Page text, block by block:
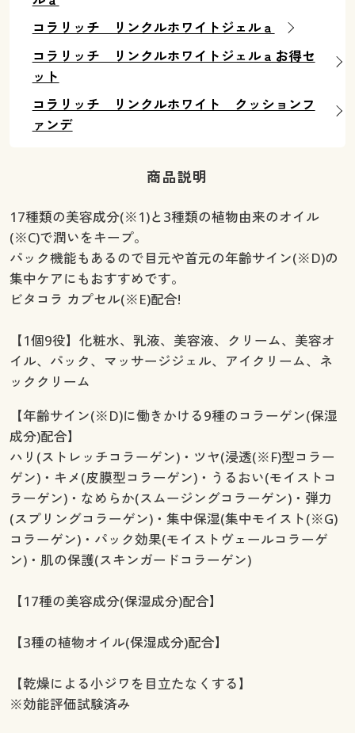
コラリッチ リンクルホワイトジェルａ
コラリッチ リンクルホワイトジェルａお得セ
ット
コラリッチ リンクルホワイト クッションフ
ァンデ
商品説明
17種類の美容成分(※1)と3種類の植物由来のオイル
(※C)で潤いをキープ。
パック機能もあるので目元や首元の年齢サイン(※D)の
集中ケアにもおすすめです。
ビタコラ カプセル(※E)配合!
【1個9役】化粧水、乳液、美容液、クリーム、美容オ
イル、パック、マッサージジェル、アイクリーム、ネ
ッククリーム
【年齢サイン(※D)に働きかける9種のコラーゲン(保湿
成分)配合】
ハリ(ストレッチコラーゲン)・ツヤ(浸透(※F)型コラー
ゲン)・キメ(皮膜型コラーゲン)・うるおい(モイストコ
ラーゲン)・なめらか(スムージングコラーゲン)・弾力
(スプリングコラーゲン)・集中保湿(集中モイスト(※G)
コラーゲン)・パック効果(モイストヴェールコラーゲ
ン)・肌の保護(スキンガードコラーゲン)
【17種の美容成分(保湿成分)配合】
【3種の植物オイル(保湿成分)配合】
【乾燥による小ジワを目立たなくする】
※効能評価試験済み